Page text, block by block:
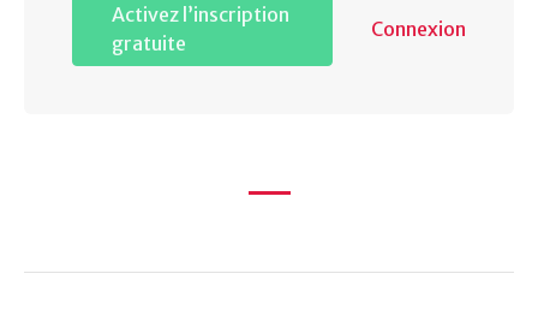
Activez l’inscription
gratuite
Connexion